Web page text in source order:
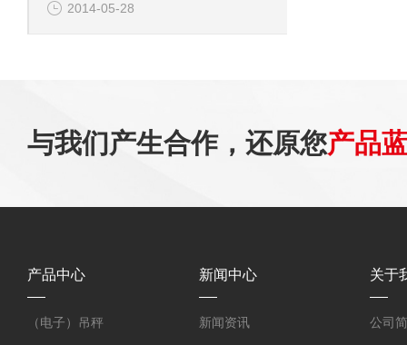
2014-05-28
与我们产生合作，还原您产品
产品中心
（电子）吊秤
新闻中心
新闻资讯
关于
公司